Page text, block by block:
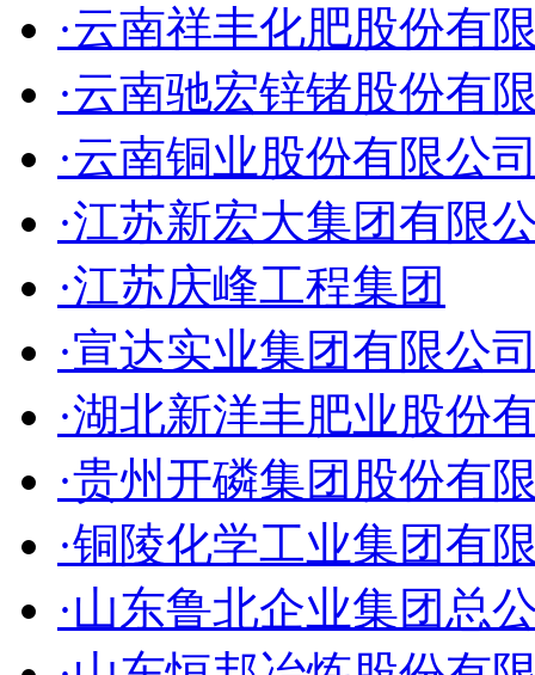
·云南祥丰化肥股份有
·云南驰宏锌锗股份有
·云南铜业股份有限公
·江苏新宏大集团有限
·江苏庆峰工程集团
·宣达实业集团有限公
·湖北新洋丰肥业股份
·贵州开磷集团股份有
·铜陵化学工业集团有
·山东鲁北企业集团总